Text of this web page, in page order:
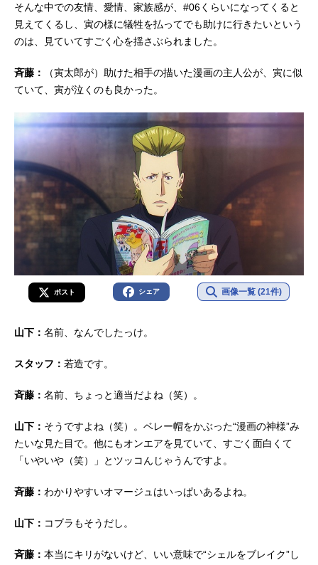
そんな中での友情、愛情、家族感が、#06くらいになってくると
見えてくるし、寅の様に犠牲を払ってでも助けに行きたいという
のは、見ていてすごく心を揺さぶられました。
斉藤：
（寅太郎が）助けた相手の描いた漫画の主人公が、寅に似
ていて、寅が泣くのも良かった。
ポスト シェア 画像一覧 (21件)
山下： 名前、なんでしたっけ。
スタッフ： 若造です。
斉藤： 名前、ちょっと適当だよね（笑）。
山下： そうですよね（笑）。ベレー帽をかぶった“漫画の神様”み
たいな見た目で。他にもオンエアを見ていて、すごく面白くて
「いやいや（笑）」とツッコんじゃうんですよ。
斉藤： わかりやすいオマージュはいっぱいあるよね。
山下： コブラもそうだし。
斉藤： 本当にキリがないけど、いい意味で“シェルをブレイク”し